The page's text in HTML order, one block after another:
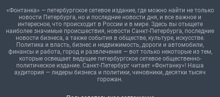
«Фонтанка» — петербургское сетевое издание, где можно найти не только
новости Петербурга, но и последние новости дня, и все важное и
интересное, что происходит в России и в мире. Здесь вы отыщете
наиболее значимые происшествия, новости Санкт-Петербурга, последние
новости бизнеса, а также события в обществе, культуре, искусстве.
Политика и власть, бизнес и недвижимость, дороги и автомобили,
финансы и работа, город и развлечения — вот только некоторые из тем,
которые освещает ведущее петербургское сетевое общественно-
политическое издание. Санкт-Петербург читает «Фонтанку»! Наша
аудитория — лидеры бизнеса и политики, чиновники, десятки тысяч
горожан.